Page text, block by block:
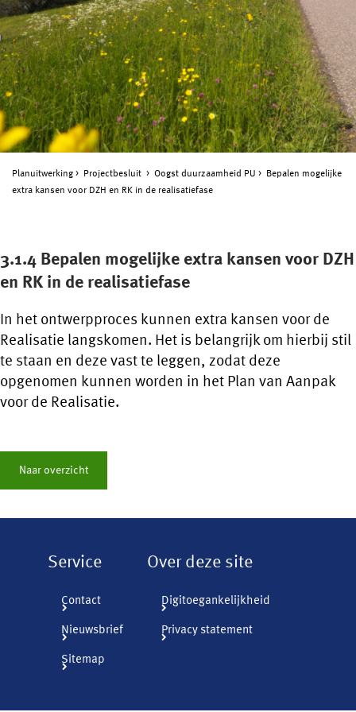
Planuitwerking Projectbesluit Oogst duurzaamheid PU
Bepalen mogelijke
extra kansen voor DZH en RK in de realisatiefase
3.1.4 Bepalen mogelijke extra kansen voor DZH
en RK in de realisatiefase
In het ontwerpproces kunnen extra kansen voor de
Realisatie langskomen. Het is belangrijk om hierbij stil
te staan en deze vast te leggen, zodat deze
opgenomen kunnen worden in het Plan van Aanpak
voor de Realisatie.
Naar overzicht
Service
Contact
Nieuwsbrief
Sitemap
Over deze site
Digitoegankelijkheid
Privacy statement